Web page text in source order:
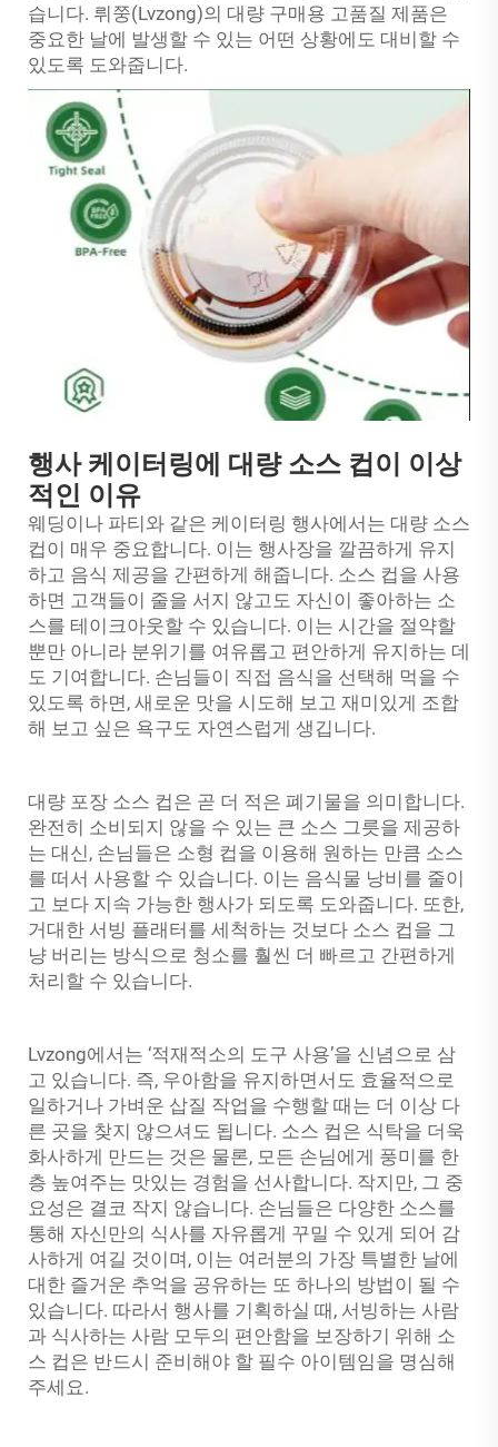
습니다. 뤼쭝(Lvzong)의 대량 구매용 고품질 제품은
중요한 날에 발생할 수 있는 어떤 상황에도 대비할 수
있도록 도와줍니다.
행사 케이터링에 대량 소스 컵이 이상
적인 이유
웨딩이나 파티와 같은 케이터링 행사에서는 대량 소스
컵이 매우 중요합니다. 이는 행사장을 깔끔하게 유지
하고 음식 제공을 간편하게 해줍니다. 소스 컵을 사용
하면 고객들이 줄을 서지 않고도 자신이 좋아하는 소
스를 테이크아웃할 수 있습니다. 이는 시간을 절약할
뿐만 아니라 분위기를 여유롭고 편안하게 유지하는 데
도 기여합니다. 손님들이 직접 음식을 선택해 먹을 수
있도록 하면, 새로운 맛을 시도해 보고 재미있게 조합
해 보고 싶은 욕구도 자연스럽게 생깁니다.
대량 포장 소스 컵은 곧 더 적은 폐기물을 의미합니다.
완전히 소비되지 않을 수 있는 큰 소스 그릇을 제공하
는 대신, 손님들은 소형 컵을 이용해 원하는 만큼 소스
를 떠서 사용할 수 있습니다. 이는 음식물 낭비를 줄이
고 보다 지속 가능한 행사가 되도록 도와줍니다. 또한,
거대한 서빙 플래터를 세척하는 것보다 소스 컵을 그
냥 버리는 방식으로 청소를 훨씬 더 빠르고 간편하게
처리할 수 있습니다.
Lvzong에서는 ‘적재적소의 도구 사용’을 신념으로 삼
고 있습니다. 즉, 우아함을 유지하면서도 효율적으로
일하거나 가벼운 삽질 작업을 수행할 때는 더 이상 다
른 곳을 찾지 않으셔도 됩니다. 소스 컵은 식탁을 더욱
화사하게 만드는 것은 물론, 모든 손님에게 풍미를 한
층 높여주는 맛있는 경험을 선사합니다. 작지만, 그 중
요성은 결코 작지 않습니다. 손님들은 다양한 소스를
통해 자신만의 식사를 자유롭게 꾸밀 수 있게 되어 감
사하게 여길 것이며, 이는 여러분의 가장 특별한 날에
대한 즐거운 추억을 공유하는 또 하나의 방법이 될 수
있습니다. 따라서 행사를 기획하실 때, 서빙하는 사람
과 식사하는 사람 모두의 편안함을 보장하기 위해 소
스 컵은 반드시 준비해야 할 필수 아이템임을 명심해
주세요.